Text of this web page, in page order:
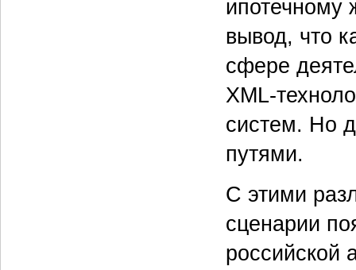
ипотечному
вывод, что
сфере
XML-
систем. Но
путями.
С этими
сценарии
российской